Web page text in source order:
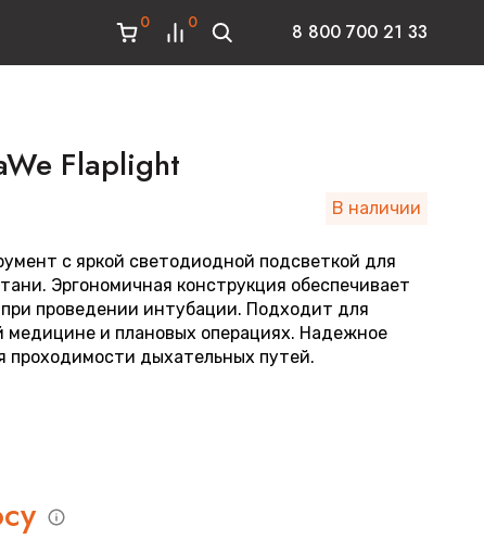
0 0 8 800 700 21 33
Flaplight
В наличии
с яркой светодиодной подсветкой для
Эргономичная конструкция обеспечивает
проведении интубации. Подходит для
медицине и плановых операциях. Надежное
проходимости дыхательных путей.